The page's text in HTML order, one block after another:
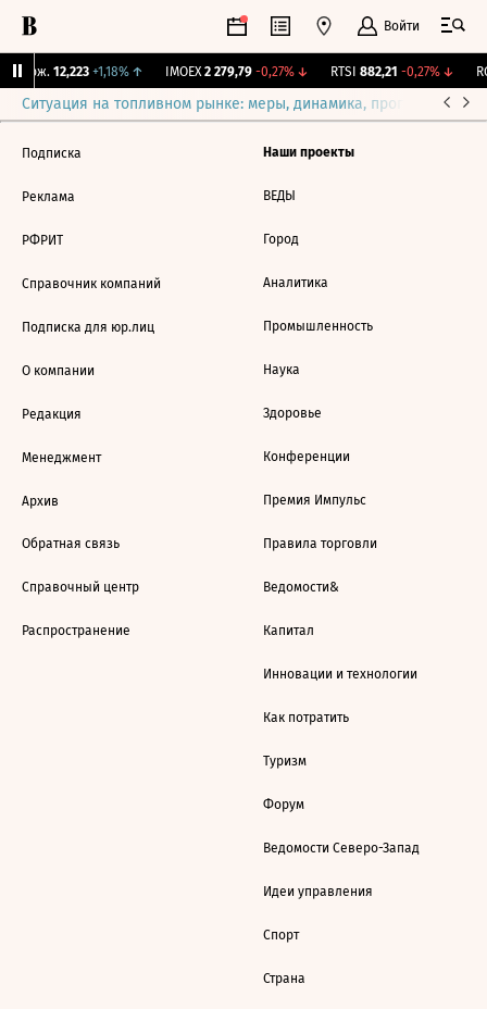
Войти
Бирж. 12,223 +1,18%↑ IMOEX 2 279,79 -0,27%↓ RTSI 882,21 -0,27%↓
Ситуация на топливном рынке: меры, динамика, прогнозы
Подписка
Реклама
РФРИТ
Справочник компаний
Подписка для юр.лиц
О компании
Редакция
Менеджмент
Архив
Обратная связь
Справочный центр
Распространение
Наши проекты
ВЕДЫ
Город
Аналитика
Промышленность
Наука
Здоровье
Конференции
Премия Импульс
Правила торговли
Ведомости&
Капитал
Инновации и технологии
Как потратить
Туризм
Форум
Ведомости Северо-Запад
Идеи управления
Спорт
Страна